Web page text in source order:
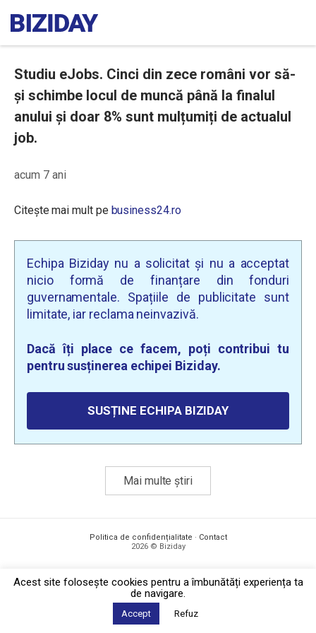
Studiu eJobs. Cinci din zece români vor să-
și schimbe locul de muncă până la finalul
anului și doar 8% sunt mulțumiți de actualul
job.
acum 7 ani
Citește mai mult pe business24.ro
Echipa Biziday nu a solicitat și nu a acceptat
nicio formă de finanțare din fonduri
guvernamentale. Spațiile de publicitate sunt
limitate, iar reclama neinvazivă.
Dacă îți place ce facem, poți contribui tu
pentru susținerea echipei Biziday.
SUSȚINE ECHIPA BIZIDAY
Mai multe știri
Politica de confidențialitate · Contact
2026 © Biziday
Acest site foloseşte cookies pentru a îmbunătăți experiența ta
de navigare.
Accept Refuz